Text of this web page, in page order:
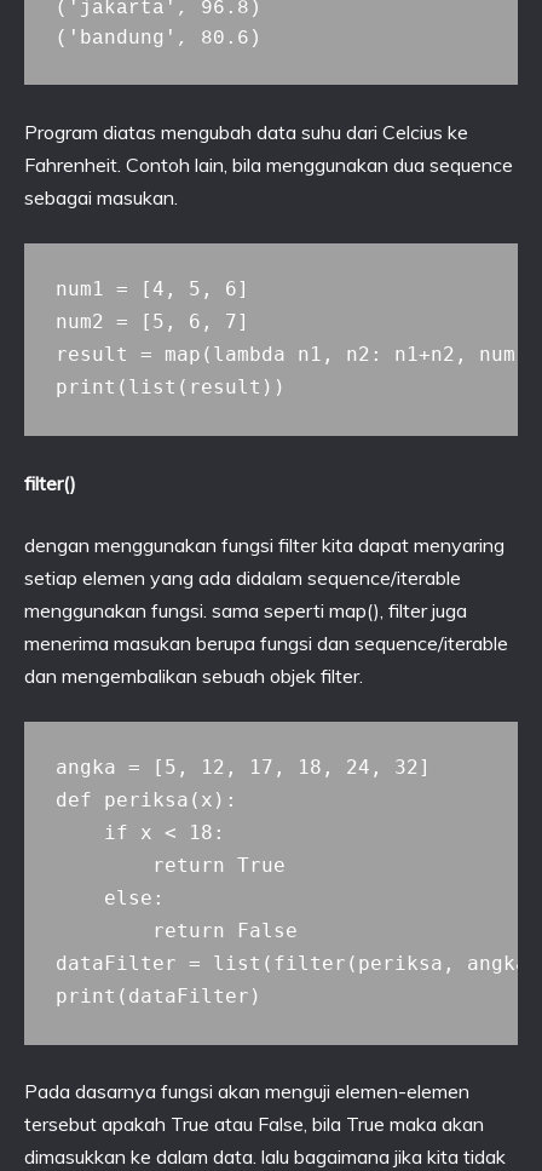
('jakarta', 96.8)
('bandung', 80.6)
Program diatas mengubah data suhu dari Celcius ke
Fahrenheit. Contoh lain, bila menggunakan dua sequence
sebagai masukan.
num1 = [4, 5, 6]
num2 = [5, 6, 7]
result = map(lambda n1, n2: n1+n2, num1,
filter()
dengan menggunakan fungsi filter kita dapat menyaring
setiap elemen yang ada didalam sequence/iterable
menggunakan fungsi. sama seperti map(), filter juga
menerima masukan berupa fungsi dan sequence/iterable
dan mengembalikan sebuah objek filter.
angka = [5, 12, 17, 18, 24, 32]
def periksa(x):
if x < 18:
return True
else:
return False
dataFilter = list(filter(periksa,
Pada dasarnya fungsi akan menguji elemen-elemen
tersebut apakah True atau False, bila True maka akan
dimasukkan ke dalam data. lalu bagaimana jika kita tidak